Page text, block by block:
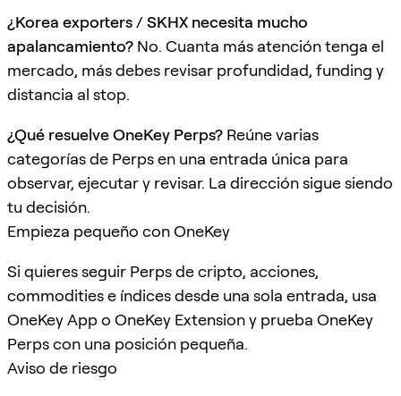
¿Korea exporters / SKHX necesita mucho
apalancamiento? No. Cuanta más atención tenga el
mercado, más debes revisar profundidad, funding y
distancia al stop.
¿Qué resuelve OneKey Perps? Reúne varias
categorías de Perps en una entrada única para
observar, ejecutar y revisar. La dirección sigue siendo
tu decisión.
Empieza pequeño con OneKey
Si quieres seguir Perps de cripto, acciones,
commodities e índices desde una sola entrada, usa
OneKey App o OneKey Extension y prueba OneKey
Perps con una posición pequeña.
Aviso de riesgo